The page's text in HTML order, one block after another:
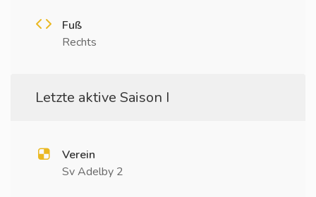
Fuß
Rechts
Letzte aktive Saison I
Verein
Sv Adelby 2